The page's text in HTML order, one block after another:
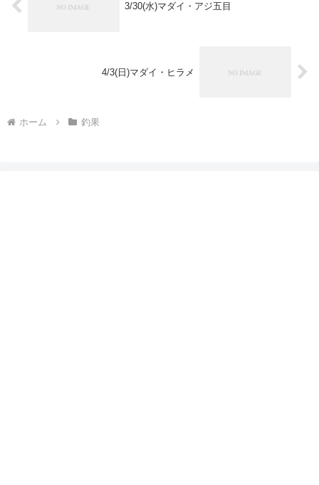
3/30(水)マダイ・アジ五目
4/3(日)マダイ・ヒラメ
ホーム 釣果